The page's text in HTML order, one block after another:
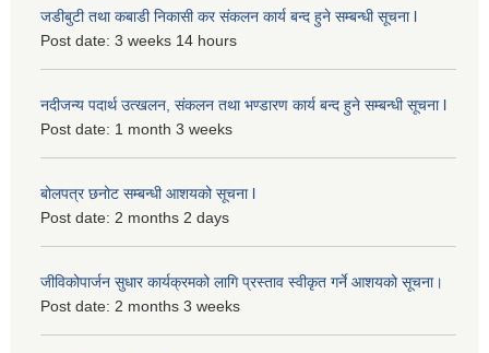
जडीबुटी तथा कबाडी निकासी कर संकलन कार्य बन्द हुने सम्बन्धी सूचना l
Post date: 3 weeks 14 hours
नदीजन्य पदार्थ उत्खलन, संकलन तथा भण्डारण कार्य बन्द हुने सम्बन्धी सूचना l
Post date: 1 month 3 weeks
बोलपत्र छनोट सम्बन्धी आशयको सूचना l
Post date: 2 months 2 days
जीविकोपार्जन सुधार कार्यक्रमको लागि प्रस्ताव स्वीकृत गर्ने आशयको सूचना।
Post date: 2 months 3 weeks